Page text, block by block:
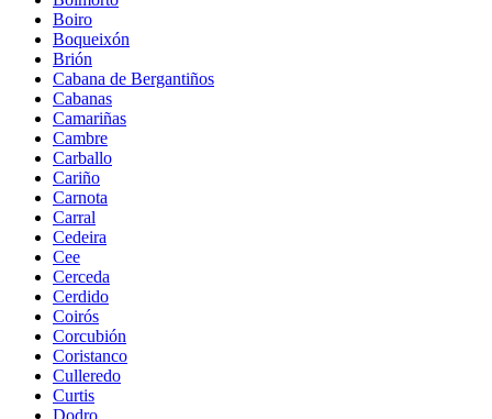
Boiro
Boqueixón
Brión
Cabana de Bergantiños
Cabanas
Camariñas
Cambre
Carballo
Cariño
Carnota
Carral
Cedeira
Cee
Cerceda
Cerdido
Coirós
Corcubión
Coristanco
Culleredo
Curtis
Dodro